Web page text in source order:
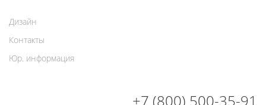
Дизайн
Контакты
Юр. информация
+7 (800) 500-35-91